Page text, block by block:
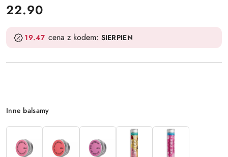
cena:
22.90
19.47 cena z kodem: SIERPIEN
Wariant
Inne balsamy